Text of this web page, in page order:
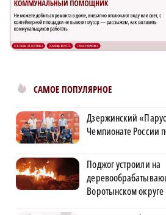
САМОЕ ПОПУЛЯРНОЕ
Дзержинский
Чемпионате России
Поджог устроили на
Воротынском округе